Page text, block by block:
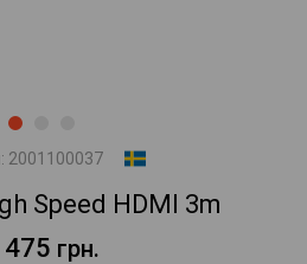
2001100037
Speed HDMI 3m
475 грн.